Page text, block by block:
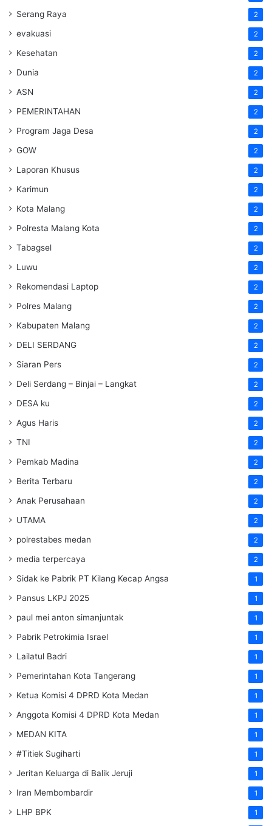
Serang Raya 2
evakuasi 2
Kesehatan 2
Dunia 2
ASN 2
PEMERINTAHAN 2
Program Jaga Desa 2
GOW 2
Laporan Khusus 2
Karimun 2
Kota Malang 2
Polresta Malang Kota 2
Tabagsel 2
Luwu 2
Rekomendasi Laptop 2
Polres Malang 2
Kabupaten Malang 2
DELI SERDANG 2
Siaran Pers 2
Deli Serdang – Binjai – Langkat 2
DESA ku 2
Agus Haris 2
TNI 2
Pemkab Madina 2
Berita Terbaru 2
Anak Perusahaan 2
UTAMA 2
polrestabes medan 2
media terpercaya 2
Sidak ke Pabrik PT Kilang Kecap Angsa 1
Pansus LKPJ 2025 1
paul mei anton simanjuntak 1
Pabrik Petrokimia Israel 1
Lailatul Badri 1
Pemerintahan Kota Tangerang 1
Ketua Komisi 4 DPRD Kota Medan 1
Anggota Komisi 4 DPRD Kota Medan 1
MEDAN KITA 1
#Titiek Sugiharti 1
Jeritan Keluarga di Balik Jeruji 1
Iran Membombardir 1
LHP BPK 1